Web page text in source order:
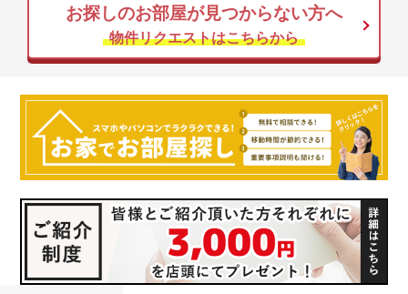
お探しのお部屋が見つからない方へ
物件リクエストはこちらから